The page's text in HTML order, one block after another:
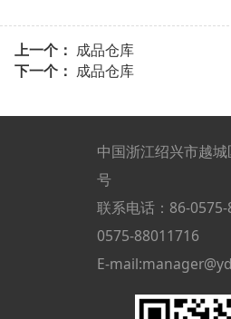
上一个： 成品仓库
下一个： 成品仓库
中国浙江绍兴市越
号
联系电话：86-
0575-88011716
E-